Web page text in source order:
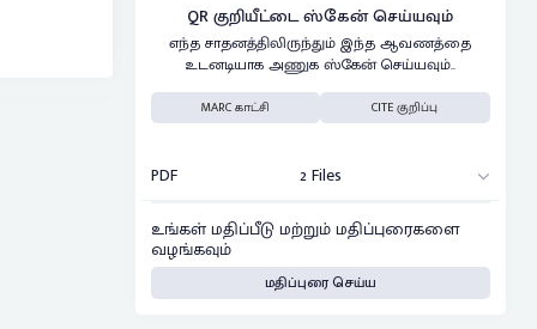
QR குறியீட்டை ஸ்கேன் செய்யவும்
எந்த சாதனத்திலிருந்தும் இந்த ஆவணத்தை
உடனடியாக அணுக ஸ்கேன் செய்யவும்..
MARC காட்சி CITE குறிப்பு
PDF 2 Files
உங்கள் மதிப்பீடு மற்றும் மதிப்புரைகளை
வழங்கவும்
மதிப்புரை செய்ய